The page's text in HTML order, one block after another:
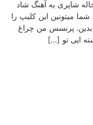
شاپری یه آهنگ شاد
میتونین این کلیپ را
پرنسس من چراغ
ایی تو […]